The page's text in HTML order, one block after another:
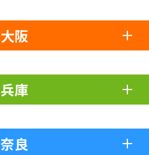
大阪
兵庫
奈良